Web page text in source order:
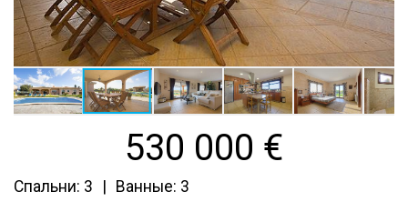
530 000 €
Спальни: 3 Ванные: 3